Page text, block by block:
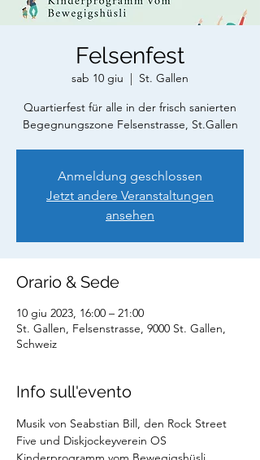
Felsenfest
sab 10 giu
  |
St. Gallen
Quartierfest für alle in der frisch sanierten
Begegnungszone Felsenstrasse, St.Gallen
Anmeldung geschlossen
Jetzt andere Veranstaltungen
ansehen
Orario & Sede
10 giu 2023, 16:00 – 21:00
St. Gallen, Felsenstrasse, 9000 St. Gallen,
Schweiz
Info sull'evento
Musik von Seabstian Bill, den Rock Street
Five und Diskjockeyverein OS